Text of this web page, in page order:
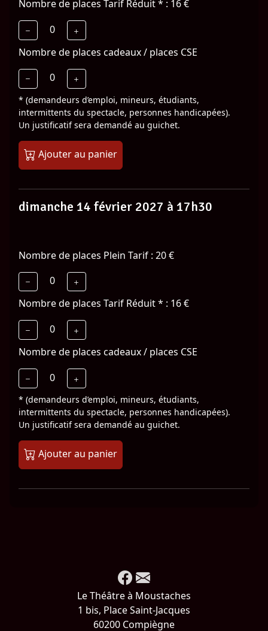
Nombre de places Tarif Réduit * : 16 €
0
Nombre de places cadeaux / places CSE
0
* (demandeurs d’emploi, mineurs, étudiants,
intermittents du spectacle, personnes handicapées).
Un justificatif sera demandé au guichet.
Ajouter au panier
dimanche 14 février 2027 à 17h30
Nombre de places Plein Tarif : 20 €
0
Nombre de places Tarif Réduit * : 16 €
0
Nombre de places cadeaux / places CSE
0
* (demandeurs d’emploi, mineurs, étudiants,
intermittents du spectacle, personnes handicapées).
Un justificatif sera demandé au guichet.
Ajouter au panier
Le Théâtre à Moustaches
1 bis, Place Saint-Jacques
60200 Compiègne